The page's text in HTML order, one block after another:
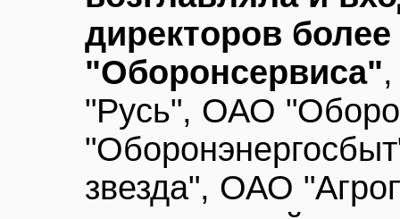
директоров
"Оборонсервиса"
"Русь", ОАО
звезда", ОАО